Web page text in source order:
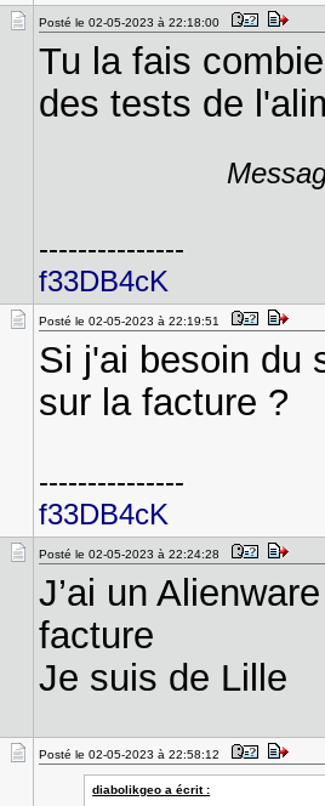
Posté le 02-05-2023 à 22:18:00
Tu la fais
des tests de
---------------
f33DB4cK
Posté le 02-05-2023 à 22:19:51
Si j'ai besoin du
sur la facture ?
---------------
f33DB4cK
Posté le 02-05-2023 à 22:24:28
J’ai un
facture
Je suis de Lille
Posté le 02-05-2023 à 22:58:12
diabolikgeo a écrit :